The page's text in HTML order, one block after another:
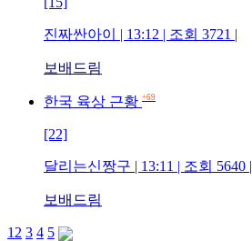
진짜싼아이 | 13:12 | 조회 3721 |
보배드림
한국 육상 근황 +69
[22]
달리는신짱구 | 13:11 | 조회 5640 |
보배드림
1 2 3 4 5